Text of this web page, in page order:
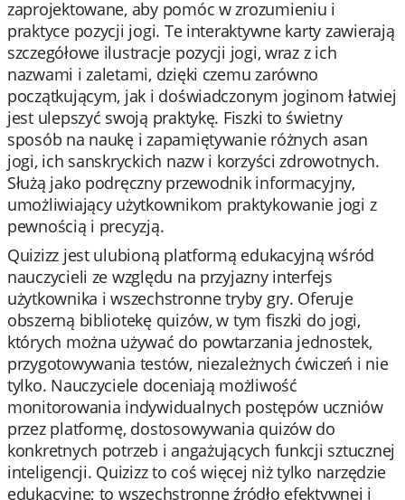
zaprojektowane, aby pomóc w zrozumieniu i
praktyce pozycji jogi. Te interaktywne karty zawierają
szczegółowe ilustracje pozycji jogi, wraz z ich
nazwami i zaletami, dzięki czemu zarówno
początkującym, jak i doświadczonym joginom łatwiej
jest ulepszyć swoją praktykę. Fiszki to świetny
sposób na naukę i zapamiętywanie różnych asan
jogi, ich sanskryckich nazw i korzyści zdrowotnych.
Służą jako podręczny przewodnik informacyjny,
umożliwiający użytkownikom praktykowanie jogi z
pewnością i precyzją.
Quizizz jest ulubioną platformą edukacyjną wśród
nauczycieli ze względu na przyjazny interfejs
użytkownika i wszechstronne tryby gry. Oferuje
obszerną bibliotekę quizów, w tym fiszki do jogi,
których można używać do powtarzania jednostek,
przygotowywania testów, niezależnych ćwiczeń i nie
tylko. Nauczyciele doceniają możliwość
monitorowania indywidualnych postępów uczniów
przez platformę, dostosowywania quizów do
konkretnych potrzeb i angażujących funkcji sztucznej
inteligencji. Quizizz to coś więcej niż tylko narzędzie
edukacyjne; to wszechstronne źródło efektywnej i